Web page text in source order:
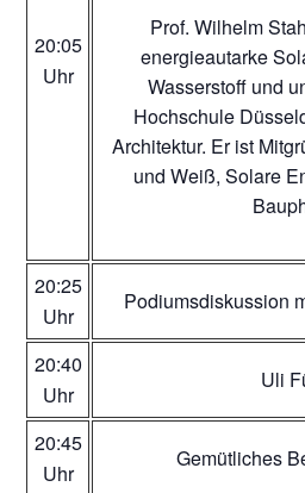
20:05
Uhr
Prof. Wilhelm
energieautarke
Wasserstoff und
Hochschule
Architektur. Er ist
und Weiß, Solare
20:25
Uhr
Podiumsdiskussion
20:40
Uhr
Uli
20:45
Uhr
Gemütliches